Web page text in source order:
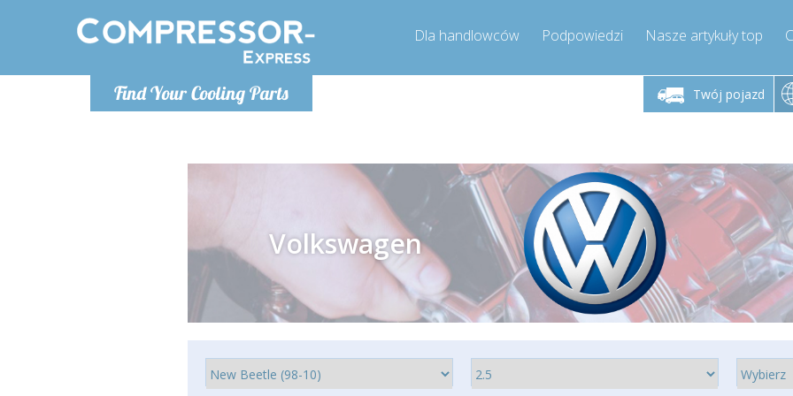
Find Your Cooling Parts
Dla handlowców Podpowiedzi Nasze artykuły top
Twój pojazd
Poniedziałek - piątek godz. Poniedziałek - piątek godz.
9:00-17:00
info@compressor-express.pl
Volkswagen